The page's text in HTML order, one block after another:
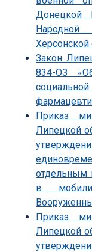
Донецкой
Херсонской
Закон
834-ОЗ
Приказ
Липецкой
отдельным
в
Приказ
Липецкой